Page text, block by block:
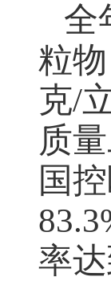
全
粒
克/
质
国
率达